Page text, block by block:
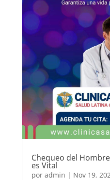
Chequeo del
es Vital
por admin | Nov 19,